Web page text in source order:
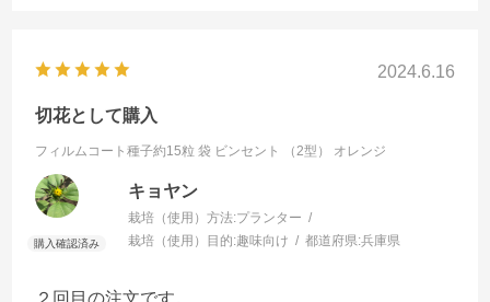
2024.6.16
切花として購入
フィルムコート種子約15粒 袋 ビンセント （2型） オレンジ
キョヤン
栽培（使用）方法:プランター
栽培（使用）目的:趣味向け 都道府県:兵庫県
２回目の注文です。